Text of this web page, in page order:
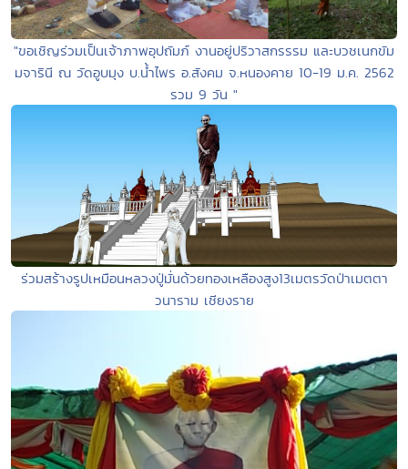
"ขอเชิญร่วมเป็นเจ้าภาพอุปถัมภ์ งานอยู่ปริวาสกรรรม และบวชเนกขัม
มจารินี ณ วัดอูบมุง บ.น้ำไพร อ.สังคม จ.หนองคาย 10-19 ม.ค. 2562
รวม 9 วัน "
ร่วมสร้างรูปเหมือนหลวงปู่มั่นด้วยทองเหลืองสูง13เมตรวัดป่าเมตตา
วนาราม เชียงราย